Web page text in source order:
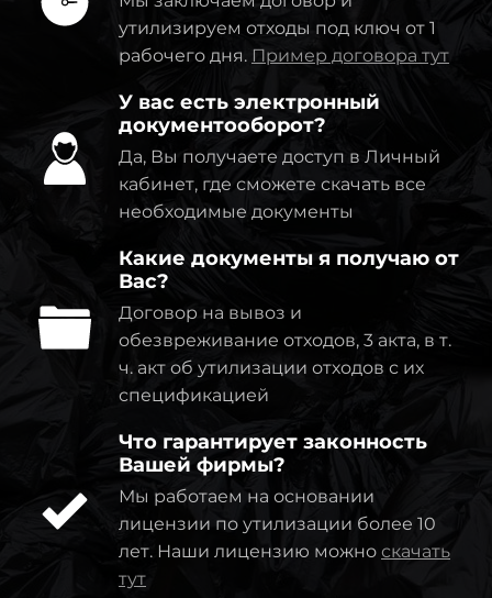
утилизируем отходы под ключ от 1
рабочего дня. Пример договора тут
У вас есть электронный
документооборот?
Да, Вы получаете доступ в Личный
кабинет, где сможете скачать все
необходимые документы
Какие документы я получаю от
Вас?
Договор на вывоз и
обезвреживание отходов, 3 акта, в т.
ч. акт об утилизации отходов с их
спецификацией
Что гарантирует законность
Вашей фирмы?
Мы работаем на основании
лицензии по утилизации более 10
лет. Наши лицензию можно скачать
тут